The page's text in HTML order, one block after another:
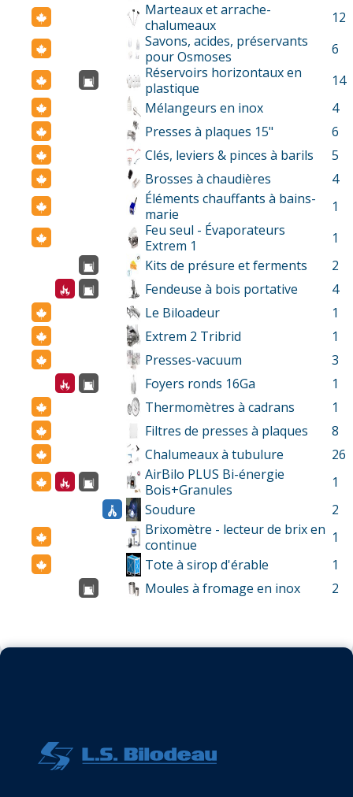
Marteaux et arrache-
chalumeaux
12
Savons, acides, préservants
pour Osmoses
6
Réservoirs horizontaux en
plastique
14
Mélangeurs en inox
4
Presses à plaques 15"
6
Clés, leviers & pinces à barils
5
Brosses à chaudières
4
Éléments chauffants à bains-
marie
1
Feu seul - Évaporateurs
Extrem 1
1
Kits de présure et ferments
2
Fendeuse à bois portative
4
Le Biloadeur
1
Extrem 2 Tribrid
1
Presses-vacuum
3
Foyers ronds 16Ga
1
Thermomètres à cadrans
1
Filtres de presses à plaques
8
Chalumeaux à tubulure
26
AirBilo PLUS Bi-énergie
Bois+Granules
1
Soudure
2
Brixomètre - lecteur de brix en
continue
1
Tote à sirop d'érable
1
Moules à fromage en inox
2